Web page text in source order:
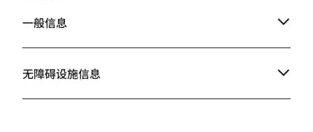
一般信息
无障碍设施信息